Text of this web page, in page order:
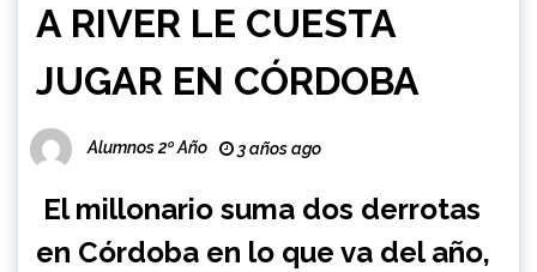
A RIVER LE CUESTA
JUGAR EN CÓRDOBA
Alumnos 2º Año 3 años ago
El millonario suma dos derrotas
en Córdoba en lo que va del año,